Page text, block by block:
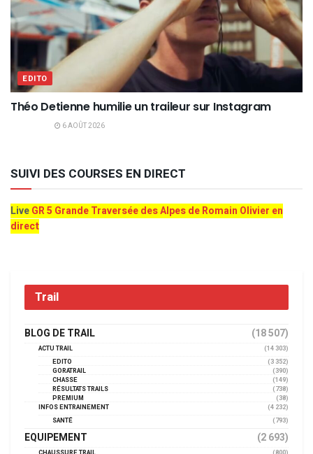
EDITO
Théo Detienne humilie un traileur sur Instagram
6 AOÛT 2026
SUIVI DES COURSES EN DIRECT
LiveGR 5 Grande Traversée des Alpes de Romain Olivier en
direct
Trail
BLOG DE TRAIL (18 507)
ACTU TRAIL
(14 303)
EDITO
(3 352)
GORATRAIL
(390)
CHASSE
(149)
RÉSULTATS TRAILS
(738)
PREMIUM
(38)
INFOS ENTRAINEMENT
(4 232)
SANTÉ
(793)
EQUIPEMENT (2 693)